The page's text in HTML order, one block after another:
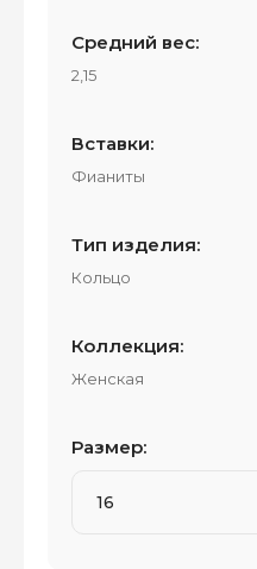
Средний вес:
2,15
Вставки:
Фианиты
Тип изделия:
Кольцо
Коллекция:
Женская
Размер: